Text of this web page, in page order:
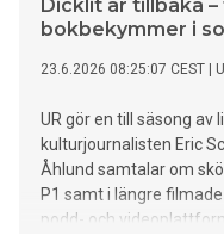
Dicklit är tillbaka
bokbekymmer i
23.6.2026 08:25:07 CEST
UR gör en till säsong
kulturjournalisten Eric
Åhlund samtalar om
P1 samt i längre
podd- och